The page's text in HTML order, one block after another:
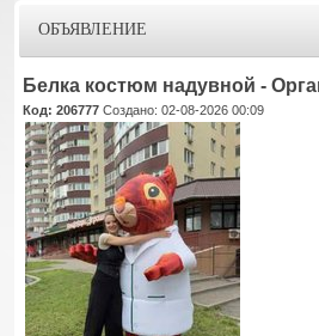
ОБЪЯВЛЕНИЕ
Белка костюм надувной -
Код: 206777 Создано: 02-08-2026 00:09